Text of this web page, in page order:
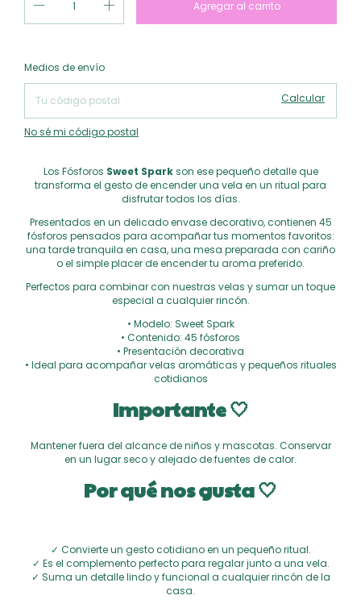
Entregas para el CP:
Medios de envío
Calcular
No sé mi código postal
Los Fósforos Sweet Sparkson ese pequeño detalle que
transforma el gesto de encender una vela en un ritual para
disfrutar todos los días.
Presentados en un delicado envase decorativo, contienen 45
fósforos pensados para acompañar tus momentos favoritos:
una tarde tranquila en casa, una mesa preparada con cariño
o el simple placer de encender tu aroma preferido.
Perfectos para combinar con nuestras velas y sumar un toque
especial a cualquier rincón.
• Modelo: Sweet Spark
• Contenido: 45 fósforos
• Presentación decorativa
• Ideal para acompañar velas aromáticas y pequeños rituales
cotidianos
Importante 🤍
Mantener fuera del alcance de niños y mascotas. Conservar
en un lugar seco y alejado de fuentes de calor.
Por qué nos gusta 🤍
✓ Convierte un gesto cotidiano en un pequeño ritual.
✓ Es el complemento perfecto para regalar junto a una vela.
✓ Suma un detalle lindo y funcional a cualquier rincón de la
casa.